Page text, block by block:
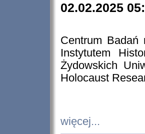
02.02.2025
Centrum Badań
Instytutem
Żydowskich
Holocaust
więcej...